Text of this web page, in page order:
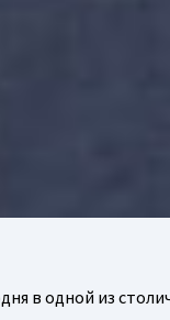
в одной из